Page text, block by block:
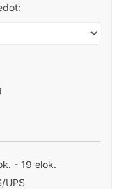
- 19 elok.
UPS